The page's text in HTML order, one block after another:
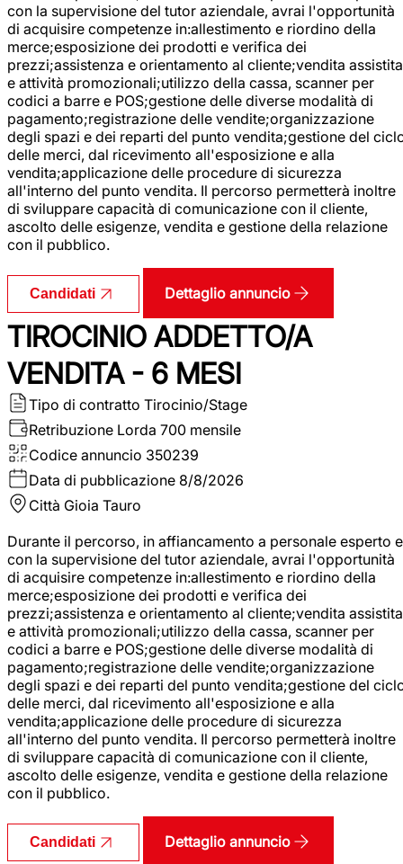
con la supervisione del tutor aziendale, avrai l'opportunità
di acquisire competenze in:allestimento e riordino della
merce;esposizione dei prodotti e verifica dei
prezzi;assistenza e orientamento al cliente;vendita assistita
e attività promozionali;utilizzo della cassa, scanner per
codici a barre e POS;gestione delle diverse modalità di
pagamento;registrazione delle vendite;organizzazione
degli spazi e dei reparti del punto vendita;gestione del
delle merci, dal ricevimento all'esposizione e alla
vendita;applicazione delle procedure di sicurezza
all'interno del punto vendita. Il percorso permetterà inoltre
di sviluppare capacità di comunicazione con il cliente,
ascolto delle esigenze, vendita e gestione della relazione
con il pubblico.
Candidati Dettaglio annuncio
TIROCINIO ADDETTO/A
VENDITA - 6 MESI
Tipo di contratto Tirocinio/Stage
Retribuzione Lorda 700 mensile
Codice annuncio 350239
Data di pubblicazione 8/8/2026
Città Gioia Tauro
Durante il percorso, in affiancamento a personale esperto e
con la supervisione del tutor aziendale, avrai l'opportunità
di acquisire competenze in:allestimento e riordino della
merce;esposizione dei prodotti e verifica dei
prezzi;assistenza e orientamento al cliente;vendita assistita
e attività promozionali;utilizzo della cassa, scanner per
codici a barre e POS;gestione delle diverse modalità di
pagamento;registrazione delle vendite;organizzazione
degli spazi e dei reparti del punto vendita;gestione del
delle merci, dal ricevimento all'esposizione e alla
vendita;applicazione delle procedure di sicurezza
all'interno del punto vendita. Il percorso permetterà inoltre
di sviluppare capacità di comunicazione con il cliente,
ascolto delle esigenze, vendita e gestione della relazione
con il pubblico.
Candidati Dettaglio annuncio